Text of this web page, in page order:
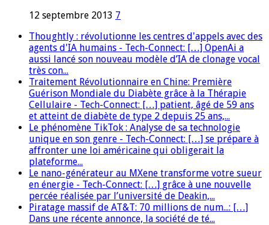
12 septembre 2013 7
Thoughtly : révolutionne les centres d'appels avec des
agents d'IA humains - Tech-Connect: […] OpenAi a
aussi lancé son nouveau modèle d’IA de clonage vocal
très con...
Traitement Révolutionnaire en Chine: Première
Guérison Mondiale du Diabète grâce à la Thérapie
Cellulaire - Tech-Connect: […] patient, âgé de 59 ans
et atteint de diabète de type 2 depuis 25 ans,...
Le phénomène TikTok : Analyse de sa technologie
unique en son genre - Tech-Connect: […] se prépare à
affronter une loi américaine qui obligerait la
plateforme...
Le nano-générateur au MXene transforme votre sueur
en énergie - Tech-Connect: […] grâce à une nouvelle
percée réalisée par l’université de Deakin,...
Piratage massif de AT&T: 70 millions de num...: […]
Dans une récente annonce, la société de té...